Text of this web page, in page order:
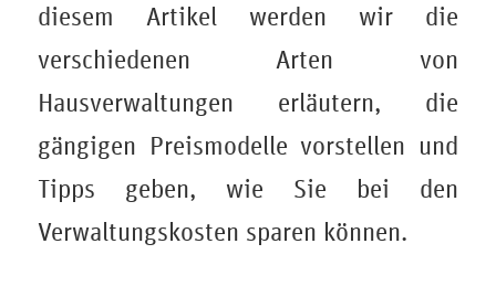
diesem Artikel werden wir die
verschiedenen Arten von
Hausverwaltungen erläutern, die
gängigen Preismodelle vorstellen und
Tipps geben, wie Sie bei den
Verwaltungskosten sparen können.